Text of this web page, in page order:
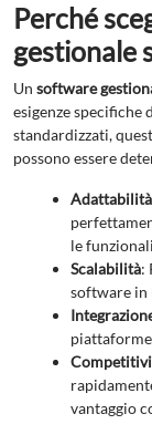
Perché
gestionale
Un software
esigenze specifiche
standardizzati,
possono essere
Adattabilità
le
Scalabilità:
software in
vantaggio